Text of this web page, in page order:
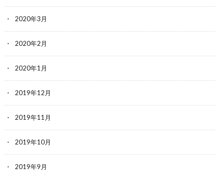
2020年3月
2020年2月
2020年1月
2019年12月
2019年11月
2019年10月
2019年9月